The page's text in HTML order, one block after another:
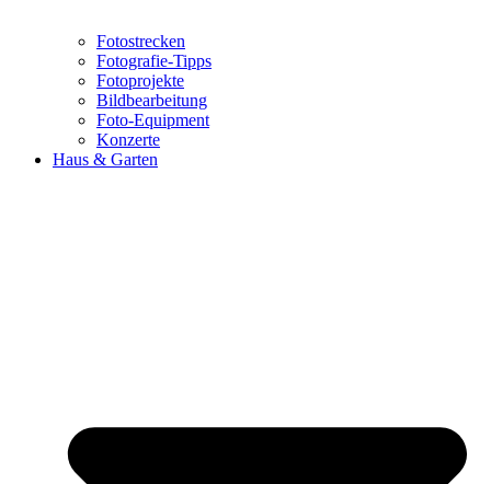
Fotostrecken
Fotografie-Tipps
Fotoprojekte
Bildbearbeitung
Foto-Equipment
Konzerte
Haus & Garten